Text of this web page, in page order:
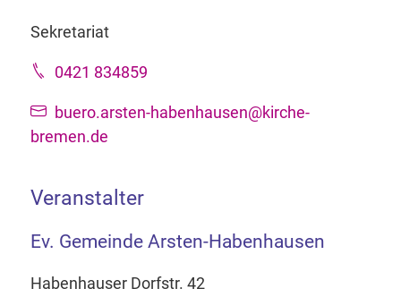
Sekretariat
0421 834859
buero.arsten-habenhausen@kirche-
bremen.de
Veranstalter
Ev. Gemeinde Arsten-Habenhausen
Habenhauser Dorfstr. 42